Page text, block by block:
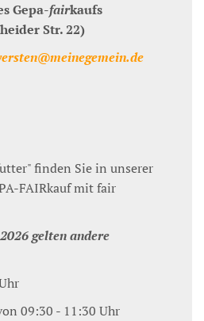
Gepa-fairkaufs
Str. 22)
finden Sie in unserer
FAIRkauf mit fair
gelten andere
09:30 - 11:30 Uhr